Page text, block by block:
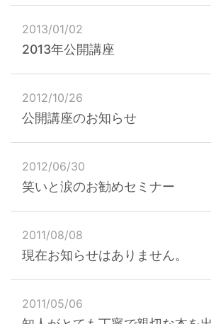
2013/01/02
2013年公開講座
2012/10/26
公開講座のお知らせ
2012/06/30
笑いと涙のお勧めセミナー
2011/08/08
現在お知らせはありません。
2011/05/06